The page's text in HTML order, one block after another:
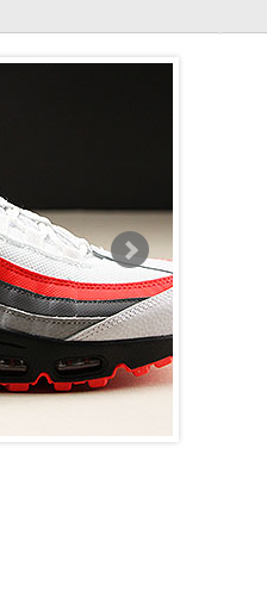
ist leer!
Platinum